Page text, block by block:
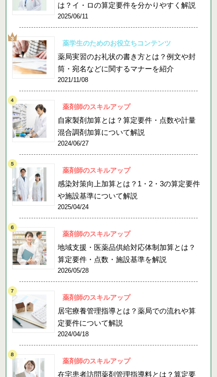
は？イ・ロの算定要件を分かりやすく解説
2025/06/11
薬学生のためのお役立ちコンテンツ
薬局実習のお礼状の書き方とは？例文や封
筒・宛名などに関するマナーを紹介
2021/11/08
薬剤師のスキルアップ
自家製剤加算とは？算定要件・点数や計量
混合調剤加算について解説
2024/06/27
薬剤師のスキルアップ
感染対策向上加算とは？1・2・3の算定要件
や施設基準について解説
2025/04/24
薬剤師のスキルアップ
地域支援・医薬品供給対応体制加算とは？
算定要件・点数・施設基準を解説
2026/05/28
薬剤師のスキルアップ
居宅療養管理指導とは？薬局での流れや算
定要件について解説
2024/04/18
薬剤師のスキルアップ
在宅患者訪問薬剤管理指導料とは？算定要